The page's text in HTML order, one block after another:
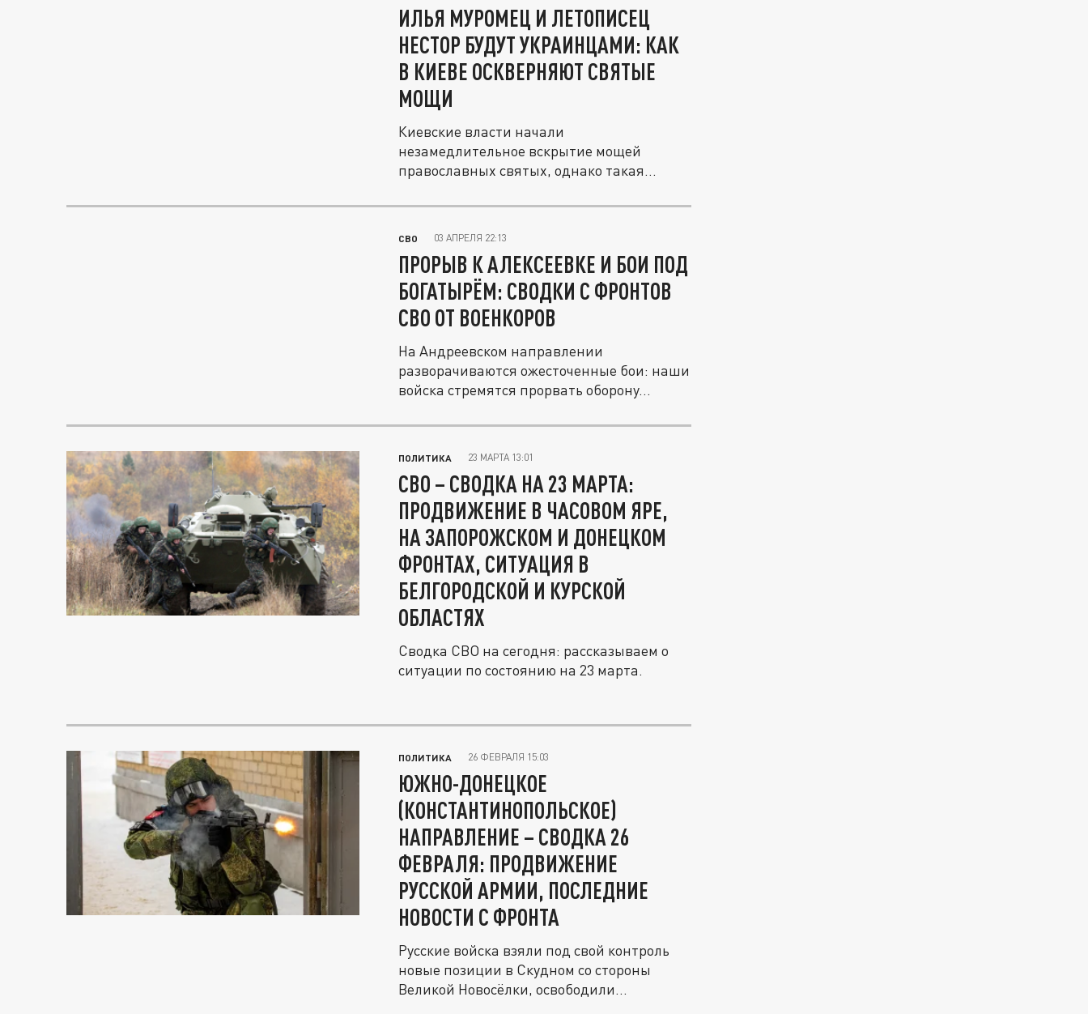
ИЛЬЯ МУРОМЕЦ И ЛЕТОПИСЕЦ
НЕСТОР БУДУТ УКРАИНЦАМИ: КАК
В КИЕВЕ ОСКВЕРНЯЮТ СВЯТЫЕ
МОЩИ
Киевские власти начали
незамедлительное вскрытие мощей
православных святых, однако такая
СВО 03 АПРЕЛЯ 22:13
ПРОРЫВ К АЛЕКСЕЕВКЕ И БОИ ПОД
БОГАТЫРЁМ: СВОДКИ С ФРОНТОВ
СВО ОТ ВОЕНКОРОВ
На Андреевском направлении
разворачиваются ожесточенные бои: наши
войска стремятся прорвать оборону...
ПОЛИТИКА 23 МАРТА 13:01
СВО – СВОДКА НА 23 МАРТА:
ПРОДВИЖЕНИЕ В ЧАСОВОМ ЯРЕ,
НА ЗАПОРОЖСКОМ И ДОНЕЦКОМ
ФРОНТАХ, СИТУАЦИЯ В
БЕЛГОРОДСКОЙ И КУРСКОЙ
ОБЛАСТЯХ
Сводка СВО на сегодня: рассказываем о
ситуации по состоянию на 23 марта.
ПОЛИТИКА 26 ФЕВРАЛЯ 15:03
ЮЖНО-ДОНЕЦКОЕ
(КОНСТАНТИНОПОЛЬСКОЕ)
НАПРАВЛЕНИЕ – СВОДКА 26
ФЕВРАЛЯ: ПРОДВИЖЕНИЕ
РУССКОЙ АРМИИ, ПОСЛЕДНИЕ
НОВОСТИ С ФРОНТА
Русские войска взяли под свой контроль
новые позиции в Скудном со стороны
Великой Новосёлки, освободили...